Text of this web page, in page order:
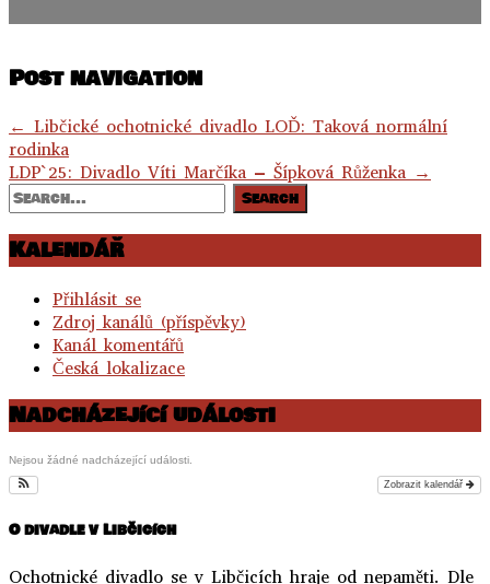
Post navigation
← Libčické ochotnické divadlo LOĎ: Taková normální
rodinka
LDP`25: Divadlo Víti Marčíka – Šípková Růženka →
Kalendář
Přihlásit se
Zdroj kanálů (příspěvky)
Kanál komentářů
Česká lokalizace
Nadcházející události
Nejsou žádné nadcházející události.
Zobrazit kalendář
O divadle v Libčicích
Ochotnické divadlo se v Libčicích hraje od nepaměti. Dle